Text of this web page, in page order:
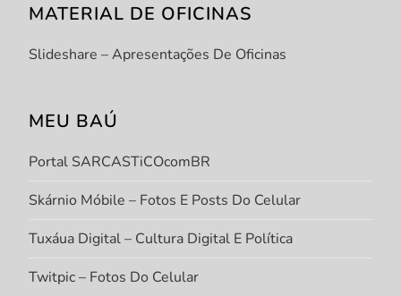
MATERIAL DE OFICINAS
Slideshare – Apresentações De Oficinas
MEU BAÚ
Portal SARCASTiCOcomBR
Skárnio Móbile – Fotos E Posts Do Celular
Tuxáua Digital – Cultura Digital E Política
Twitpic – Fotos Do Celular